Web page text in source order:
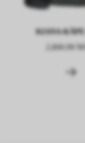
KIANA-KÅPE
2,806.99